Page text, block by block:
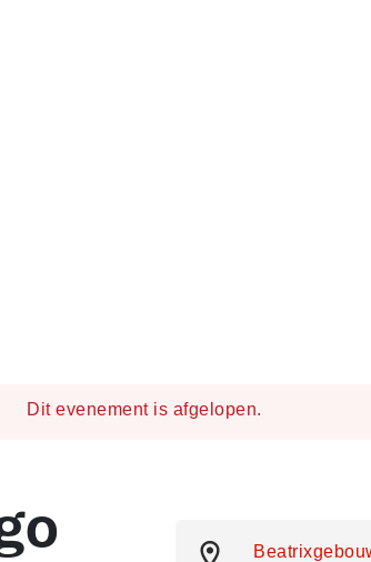
Dit evenement is afgelopen.